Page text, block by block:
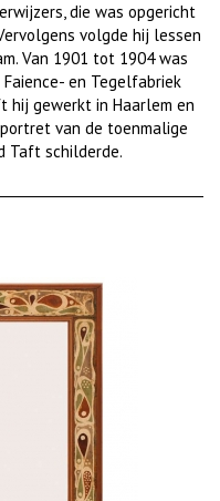
die was opgericht
volgde hij lessen
Van 1901 tot 1904 was
en Tegelfabriek
hij gewerkt in Haarlem en
van de toenmalige
Taft schilderde.